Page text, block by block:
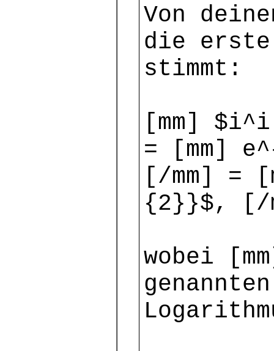
Von
die erste
stimmt:
[mm]
= [mm]
[/mm] =
{2}}$, [/
wobei